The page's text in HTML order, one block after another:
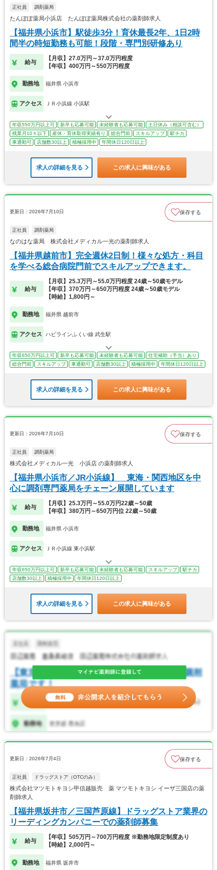
正社員 調剤薬局
たんぽぽ薬局小浜店 たんぽぽ薬局株式会社の薬剤師求人
【福井県小浜市】駅徒歩3分！育休最長2年、1日2時
間半の時短勤務も可能！段階・専門別研修あり
給与
【月収】27.0万円～37.0万円程度
【年収】400万円～550万円程度
勤務地 福井県 小浜市
アクセス ＪＲ小浜線 小浜駅
年収550万円以上可 新卒も応募可能 未経験者も応募可能
土日休み（相談可含む）
残業月10ｈ以下
産休・育休取得実績有り 総合門前 スキルアップ
駅チカ
車通勤可
店舗数30以上 積極採用中 年間休日120日以上
求人の詳細を見る この求人に興味がある
更新日：2026年7月10日 保存する
正社員 調剤薬局
なのはな薬局 株式会社メディカル一光の薬剤師求人
【福井県越前市】完全週休2日制！様々な処方・科目
を学べる総合病院門前でスキルアップできます。
給与
【月収】25.3万円～55.0万円程度 24歳～50歳モデル
【年収】370万円～650万円程度 24歳～50歳モデル
【時給】1,800円～
勤務地 福井県 越前市
アクセス ハピラインふくい線 武生駅
年収650万円以上可 新卒も応募可能 未経験者も応募可能
住宅補助（手当）あり
総合門前
スキルアップ 車通勤可 店舗数30以上 積極採用中 年間休日120日以上
求人の詳細を見る この求人に興味がある
更新日：2026年7月10日 保存する
正社員 調剤薬局
株式会社メディカル一光 小浜店 の薬剤師求人
【福井県小浜市／JR小浜線】 東海・関西地区を中
心に調剤専門薬局をチェーン展開しています
給与
【月収】25.3万円～55.0万円22歳～50歳
【年収】380万円～650万円位 22歳～50歳
勤務地 福井県 小浜市
アクセス ＪＲ小浜線 東小浜駅
年収650万円以上可 新卒も応募可能 未経験者も応募可能 スキルアップ
駅チカ
店舗数30以上
積極採用中 年間休日120日以上
求人の詳細を見る この求人に興味がある
更新日：2026年7月4日 保存する
正社員 ドラッグストア（OTCのみ）
株式会社マツモトキヨシ甲信越販売 薬 マツモトキヨシ イーザ三国店の薬
剤師求人
【福井県坂井市／三国芦原線】ドラッグストア業界の
リーディングカンパニーでの薬剤師募集
給与
【年収】505万円～700万円程度 ※勤務地限定制度あり
【時給】2,000円～
勤務地 福井県 坂井市